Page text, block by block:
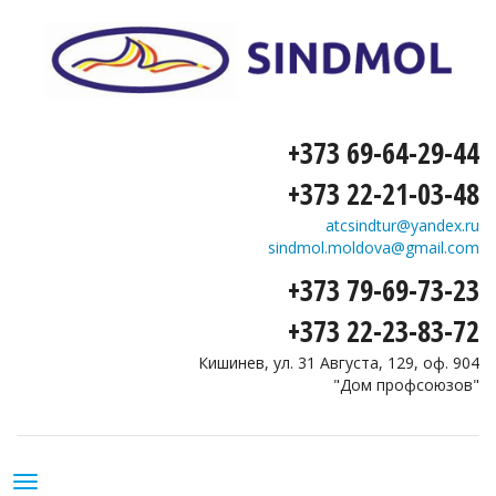
+373 69-64-29-44
+373 22-21-03-48
atcsindtur@yandex.ru
sindmol.moldova@gmail.com
+373 79-69-73-23
+373 22-23-83-72
Кишинев, ул. 31 Августа, 129, оф. 904
"Дом профсоюзов"
Toggle